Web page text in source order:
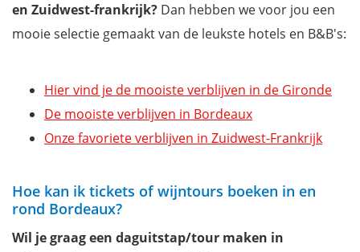
en Zuidwest-frankrijk? Dan hebben we voor jou een
mooie selectie gemaakt van de leukste hotels en B&B's:
Hier vind je de mooiste verblijven in de Gironde
De mooiste verblijven in Bordeaux
Onze favoriete verblijven in Zuidwest-Frankrijk
Hoe kan ik tickets of wijntours boeken in en
rond Bordeaux?
Wil je graag een daguitstap/tour maken in